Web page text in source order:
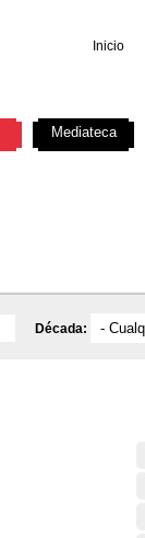
Inicio
Década:
Mediateca